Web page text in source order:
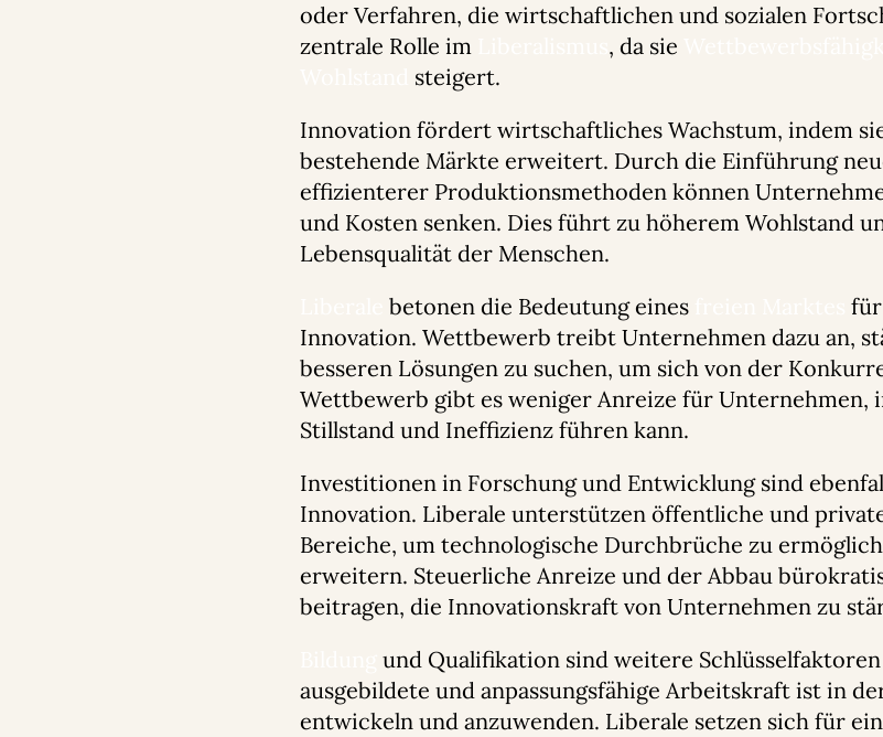
oder Verfahren, die wirtschaftlichen und sozialen
zentrale Rolle im
, da sie
steigert.
Innovation fördert wirtschaftliches Wachstum, indem
bestehende Märkte erweitert. Durch die Einführung
effizienterer Produktionsmethoden können
und Kosten senken. Dies führt zu höherem Wohlstand
Lebensqualität der Menschen.
betonen die Bedeutung eines
Innovation. Wettbewerb treibt Unternehmen dazu an,
besseren Lösungen zu suchen, um sich von der
Wettbewerb gibt es weniger Anreize für Unternehmen,
Stillstand und Ineffizienz führen kann.
Investitionen in Forschung und Entwicklung sind
Innovation. Liberale unterstützen öffentliche und
Bereiche, um technologische Durchbrüche zu
erweitern. Steuerliche Anreize und der Abbau
beitragen, die Innovationskraft von Unternehmen zu
und Qualifikation sind weitere
ausgebildete und anpassungsfähige Arbeitskraft ist in
entwickeln und anzuwenden. Liberale setzen sich für